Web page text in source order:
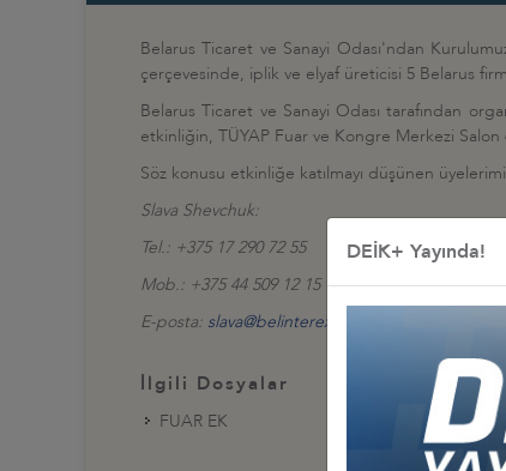
Belarus Ticaret ve Sanayi Odası'ndan
çerçevesinde, iplik ve elyaf üreticisi 5 Belarus
Belarus Ticaret ve Sanayi Odası tarafından
etkinliğin, TÜYAP Fuar ve Kongre Merkezi
Söz konusu etkinliğe katılmayı düşünen
Slava Shevchuk:
Tel.: +375 17 290 72 55
Mob.: +375 44 509 12 15
E-posta: slava@belinterexpo.by
İlgili Dosyalar
FUAR EK
DEİK+ Yayında!